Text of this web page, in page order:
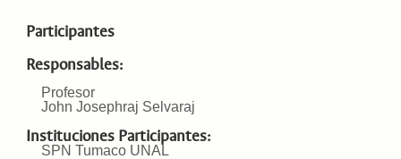
Participantes
Responsables:
Profesor
John Josephraj Selvaraj
Instituciones Participantes:
SPN Tumaco UNAL